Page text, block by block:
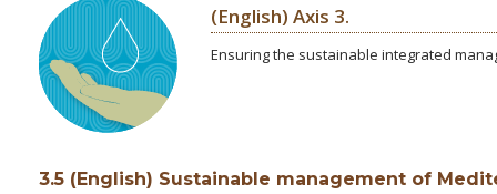
(English) Axis 3.
Ensuring the sustainable integrated
3.5 (English) Sustainable management of